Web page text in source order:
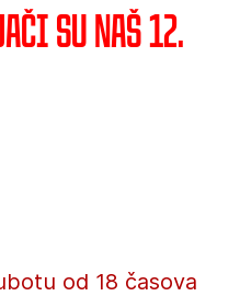
su naš 12.
od 18 časova